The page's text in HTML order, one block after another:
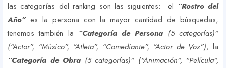
las categorías del ranking son las siguientes: el “Rostro del
Año”es la persona con la mayor cantidad de búsquedas,
tenemos también la “Categoría de Persona (5 categorías)”
(“Actor”, “Músico”, “Atleta”, “Comediante”, “Actor de Voz”), la
“Categoría de Obra (5 categorías)” (“Animación”, “Película”,